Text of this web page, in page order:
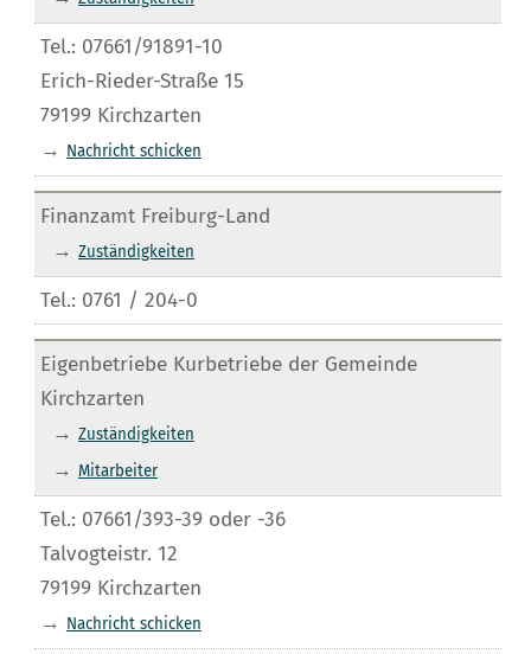
Tel.: 07661/91891-10
Erich-Rieder-Straße 15
79199 Kirchzarten
→
Nachricht schicken
Finanzamt Freiburg-Land
→ Zuständigkeiten
Tel.: 0761 / 204-0
Eigenbetriebe Kurbetriebe der Gemeinde
Kirchzarten
→ Zuständigkeiten
→ Mitarbeiter
Tel.: 07661/393-39 oder -36
Talvogteistr. 12
79199 Kirchzarten
→
Nachricht schicken